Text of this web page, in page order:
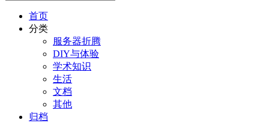
首页
分类
服务器折腾
DIY与体验
学术知识
生活
文档
其他
归档